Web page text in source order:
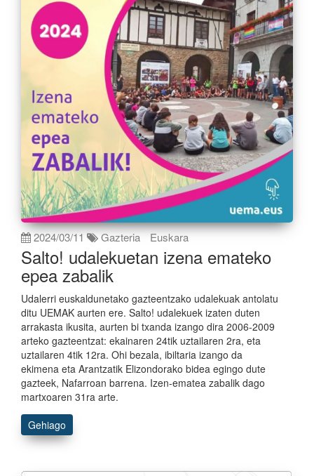
2024/03/11 Gazteria Euskara
Salto! udalekuetan izena emateko
epea zabalik
Udalerri euskaldunetako gazteentzako udalekuak antolatu
ditu UEMAK aurten ere. Salto! udalekuek izaten duten
arrakasta ikusita, aurten bi txanda izango dira 2006-2009
arteko gazteentzat: ekainaren 24tik uztailaren 2ra, eta
uztailaren 4tik 12ra. Ohi bezala, ibiltaria izango da
ekimena eta Arantzatik Elizondorako bidea egingo dute
gazteek, Nafarroan barrena. Izen-ematea zabalik dago
martxoaren 31ra arte.
Gehiago